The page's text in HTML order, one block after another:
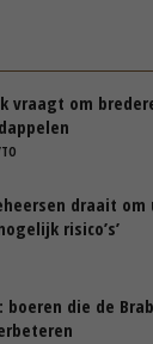
vraagt om
draait
risico’s’
boeren die de